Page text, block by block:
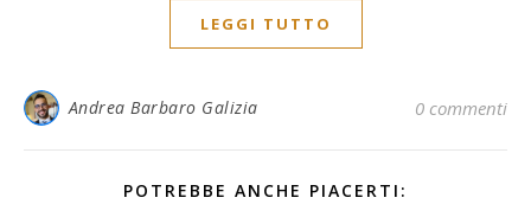
LEGGI TUTTO
Andrea Barbaro Galizia 0 commenti
POTREBBE ANCHE PIACERTI: